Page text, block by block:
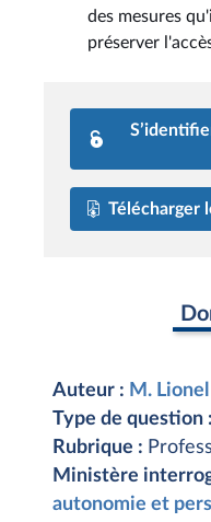
des mesures
préserver
Télécharger
Auteur : M.
Type de question :
Rubrique :
Ministère
autonomie et